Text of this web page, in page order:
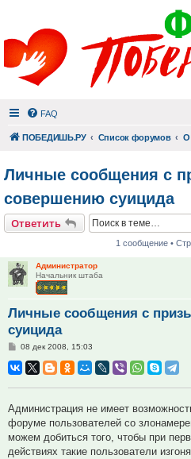
FAQ
ПОБЕДИШЬ.РУ Список форумов
Личные сообщения с
совершению суицида
Ответить
1 сообщение •
Администратор
Начальник штаба
Личные сообщения с
суицида
Сообщение
08 дек 2008, 15:03
Администрация не имеет
форуме пользователей со
можем добиться того, чтобы при
действиях такие пользователи